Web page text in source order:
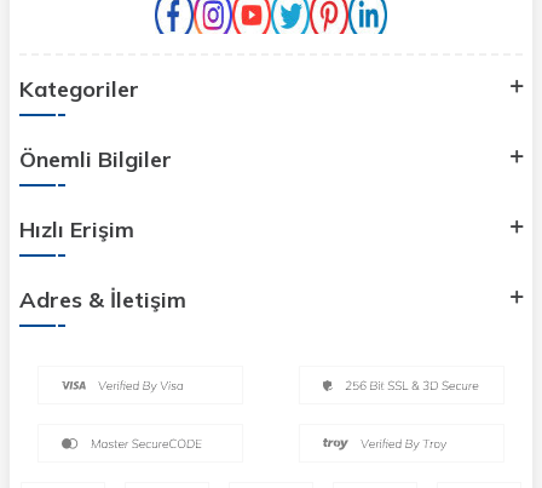
Kategoriler
Önemli Bilgiler
Hızlı Erişim
Adres & İletişim